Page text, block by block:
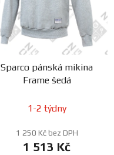
Sparco pánská mikina
Frame šedá
1-2 týdny
1 250 Kč bez DPH
1 513 Kč